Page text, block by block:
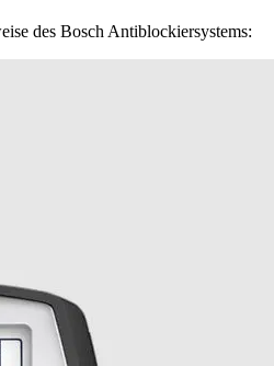
des Bosch Antiblockiersystems: